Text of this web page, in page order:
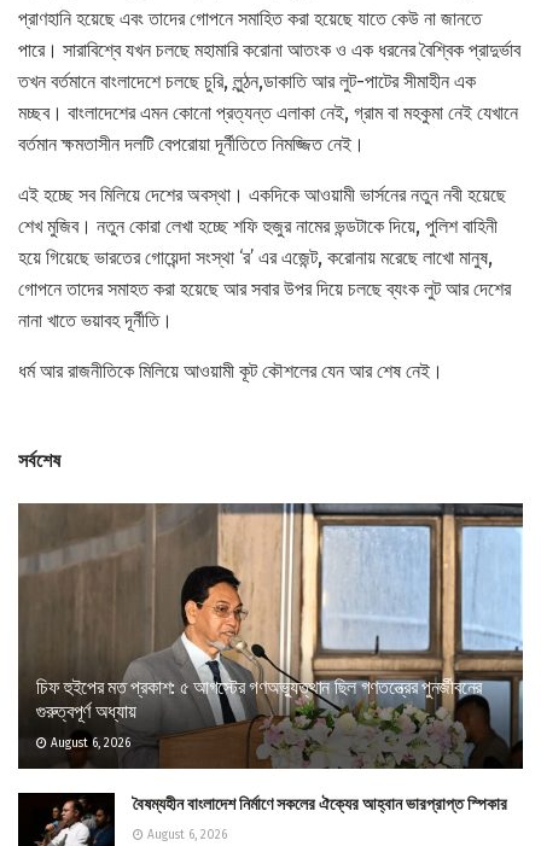
প্রাণহানি হয়েছে এবং তাদের গোপনে সমাহিত করা হয়েছে যাতে কেউ না জানতে
পারে। সারাবিশ্বে যখন চলছে মহামারি করোনা আতংক ও এক ধরনের বৈশ্বিক প্রাদুর্ভাব
তখন বর্তমানে বাংলাদেশে চলছে চুরি, লুন্ঠন,ডাকাতি আর লুট-পাটের সীমাহীন এক
মচ্ছব। বাংলাদেশের এমন কোনো প্রত্যন্ত এলাকা নেই, গ্রাম বা মহকুমা নেই যেখানে
বর্তমান ক্ষমতাসীন দলটি বেপরোয়া দূর্নীতিতে নিমজ্জিত নেই।
এই হচ্ছে সব মিলিয়ে দেশের অবস্থা। একদিকে আওয়ামী ভার্সনের নতুন নবী হয়েছে
শেখ মুজিব। নতুন কোরা লেখা হচ্ছে শফি হুজুর নামের ভন্ডটাকে দিয়ে, পুলিশ বাহিনী
হয়ে গিয়েছে ভারতের গোয়েন্দা সংস্থা ‘র’ এর এজেন্ট, করোনায় মরেছে লাখো মানুষ,
গোপনে তাদের সমাহত করা হয়েছে আর সবার উপর দিয়ে চলছে ব্যংক লুট আর দেশের
নানা খাতে ভয়াবহ দূর্নীতি।
ধর্ম আর রাজনীতিকে মিলিয়ে আওয়ামী কূট কৌশলের যেন আর শেষ নেই।
সর্বশেষ
চিফ হুইপের মত প্রকাশ: ৫ আগস্টের গণঅভ্যুত্থান ছিল গণতন্ত্রের পুনর্জীবনের
গুরুত্বপূর্ণ অধ্যায়
August 6, 2026
বৈষম্যহীন বাংলাদেশ নির্মাণে সকলের ঐক্যের আহ্বান ভারপ্রাপ্ত স্পিকার
August 6, 2026